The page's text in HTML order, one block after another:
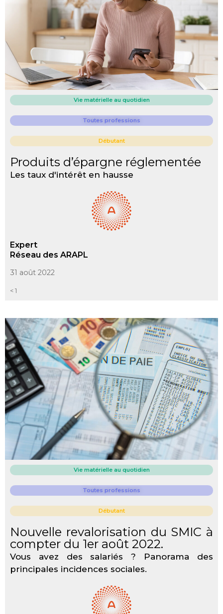
Vie matérielle au quotidien
Toutes professions
Débutant
Produits d’épargne réglementée
Les taux d'intérêt en hausse
Expert
Réseau des ARAPL
31 août 2022
< 1
Vie matérielle au quotidien
Toutes professions
Débutant
Nouvelle revalorisation du SMIC à
compter du 1er août 2022.
Vous avez des salariés ? Panorama des
principales incidences sociales.